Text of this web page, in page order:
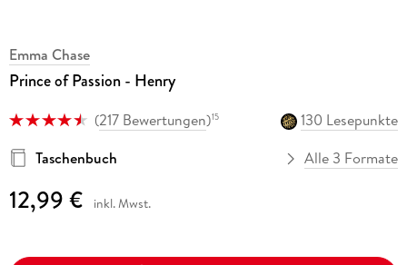
Emma Chase
Prince of Passion - Henry
(217 Bewertungen)15
130 Lesepunkte
Taschenbuch
Alle 3 Formate
12,99 € inkl. Mwst.